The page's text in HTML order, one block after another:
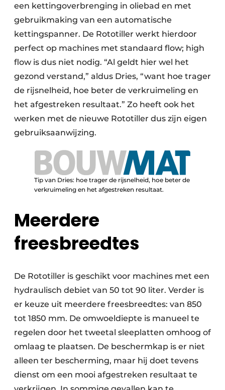
een kettingoverbrenging in oliebad en met
gebruikmaking van een automatische
kettingspanner. De Rototiller werkt hierdoor
perfect op machines met standaard flow; high
flow is dus niet nodig. “Al geldt hier wel het
gezond verstand,” aldus Dries, “want hoe trager
de rijsnelheid, hoe beter de verkruimeling en
het afgestreken resultaat.” Zo heeft ook het
werken met de nieuwe Rototiller dus zijn eigen
gebruiksaanwijzing.
Tip van Dries: hoe trager de rijsnelheid, hoe beter de
verkruimeling en het afgestreken resultaat.
Meerdere
freesbreedtes
De Rototiller is geschikt voor machines met een
hydraulisch debiet van 50 tot 90 liter. Verder is
er keuze uit meerdere freesbreedtes: van 850
tot 1850 mm. De omwoeldiepte is manueel te
regelen door het tweetal sleeplatten omhoog of
omlaag te plaatsen. De beschermkap is er niet
alleen ter bescherming, maar hij doet tevens
dienst om een mooi afgestreken resultaat te